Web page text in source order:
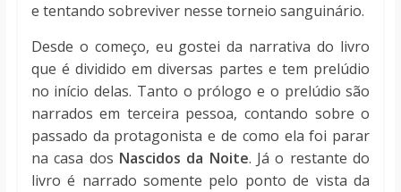
e tentando sobreviver nesse torneio sanguinário.
Desde o começo, eu gostei da narrativa do livro
que é dividido em diversas partes e tem prelúdio
no início delas. Tanto o prólogo e o prelúdio são
narrados em terceira pessoa, contando sobre o
passado da protagonista e de como ela foi parar
na casa dos Nascidos da Noite. Já o restante do
livro é narrado somente pelo ponto de vista da